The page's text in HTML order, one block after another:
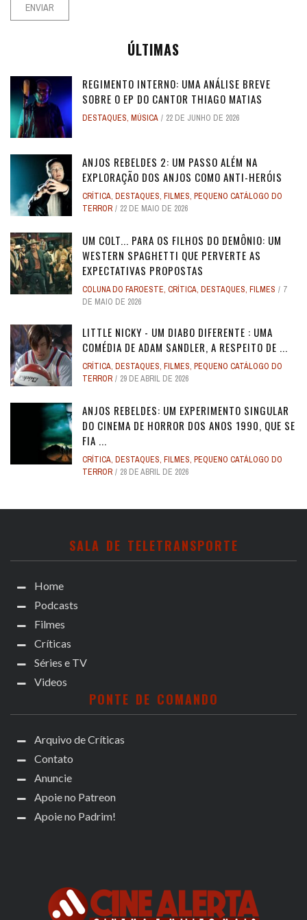
ÚLTIMAS
REGIMENTO INTERNO: UMA ANÁLISE BREVE
SOBRE O EP DO CANTOR THIAGO MATIAS
DESTAQUES, MÚSICA 22 DE JUNHO DE 2026
ANJOS REBELDES 2: UM PASSO ALÉM NA
EXPLORAÇÃO DOS ANJOS COMO ANTI-HERÓIS
CRÍTICA, DESTAQUES, FILMES, PEQUENO CATÁLOGO DO
TERROR
22 DE MAIO DE 2026
UM COLT... PARA OS FILHOS DO DEMÔNIO: UM
WESTERN SPAGHETTI QUE PERVERTE AS
EXPECTATIVAS PROPOSTAS
COLUNA DO FAROESTE, CRÍTICA, DESTAQUES, FILMES
7
DE MAIO DE 2026
LITTLE NICKY - UM DIABO DIFERENTE : UMA
COMÉDIA DE ADAM SANDLER, A RESPEITO DE ...
CRÍTICA, DESTAQUES, FILMES, PEQUENO CATÁLOGO DO
TERROR
29 DE ABRIL DE 2026
ANJOS REBELDES: UM EXPERIMENTO SINGULAR
DO CINEMA DE HORROR DOS ANOS 1990, QUE SE
FIA ...
CRÍTICA, DESTAQUES, FILMES, PEQUENO CATÁLOGO DO
TERROR
28 DE ABRIL DE 2026
SALA DE TELETRANSPORTE
Home
Podcasts
Filmes
Críticas
Séries e TV
Videos
PONTE DE COMANDO
Arquivo de Críticas
Contato
Anuncie
Apoie no Patreon
Apoie no Padrim!